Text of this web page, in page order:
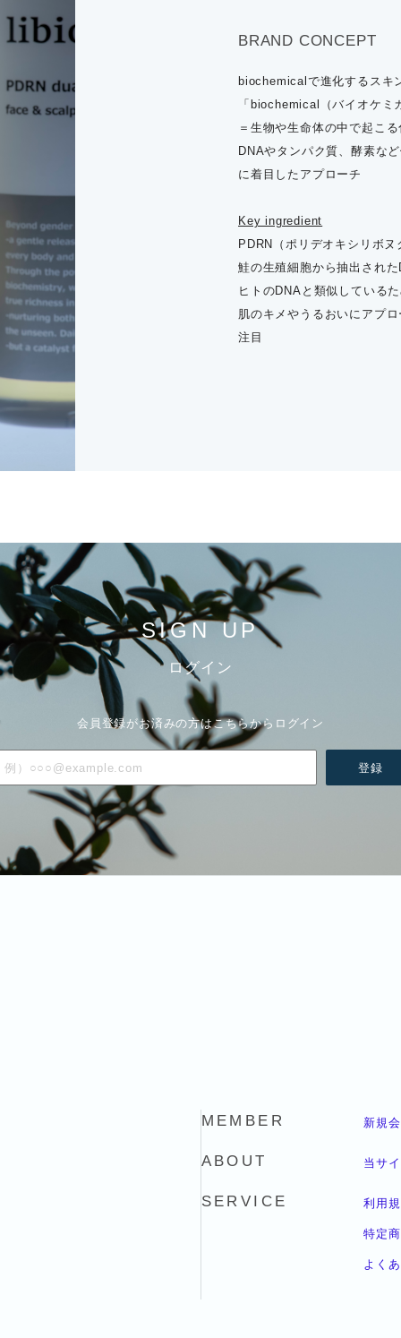
BRAND CONCEPT
biochemicalで進化するスキ
「biochemical（バイオケミ
＝生物や生命体の中で起こ
DNAやタンパク質、酵素な
に着目したアプローチ
Key ingredient
PDRN（ポリデオキシリボヌ
鮭の生殖細胞から抽出され
ヒトのDNAと類似している
肌のキメやうるおいにアプ
注目
SIGN UP
ログイン
会員登録がお済みの方はこちらからログイン
登録
MEMBER 新規
ABOUT 当サ
SERVICE 利用
特定
よく